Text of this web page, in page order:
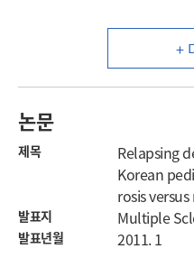
+
논문
제목
Relapsing
Korean
rosis
발표지 Multiple
발표년월 2011. 1